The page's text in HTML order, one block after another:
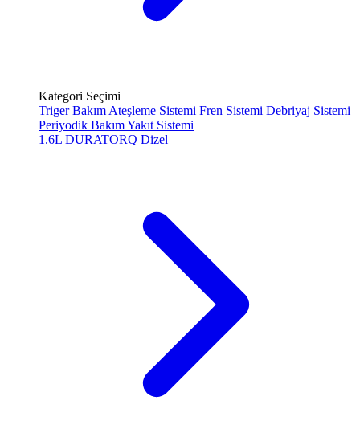
Kategori Seçimi
Triger Bakım Ateşleme Sistemi Fren Sistemi Debriyaj Sistemi
Periyodik BakımYakıt Sistemi
1.6L DURATORQ Dizel